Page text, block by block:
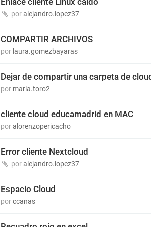
poralejandro.lopez37
COMPARTIR ARCHIVOS
por laura.gomezbayaras
Dejar de compartir una carpeta de
por maria.toro2
cliente cloud educamadrid en MAC
poralorenzopericacho
Error cliente Nextcloud
poralejandro.lopez37
Espacio Cloud
porccanas